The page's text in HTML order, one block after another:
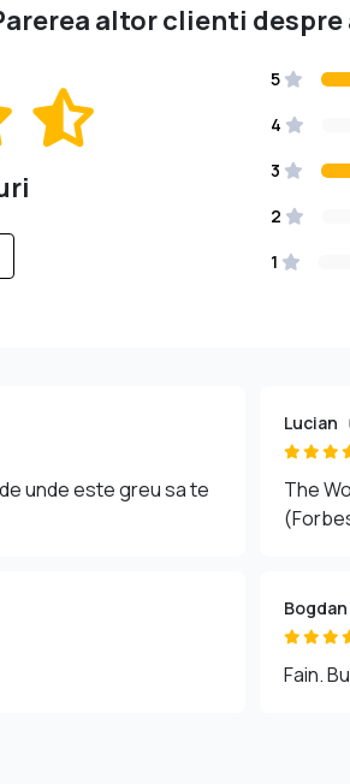
altor clienti
5
4
3
2
1
unde este greu sa te
Lucian
The
Bogdan
Fain.